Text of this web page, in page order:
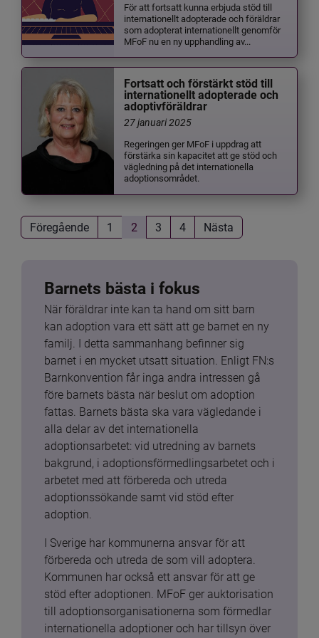
För att fortsatt kunna erbjuda stöd till
internationellt adopterade och föräldrar
som adopterat internationellt genomför
MFoF nu en ny upphandling av...
Fortsatt och förstärkt stöd till
internationellt adopterade och
adoptivföräldrar
27 januari 2025
Regeringen ger MFoF i uppdrag att
förstärka sin kapacitet att ge stöd och
vägledning på det internationella
adoptionsområdet.
Föregående 1 2 3 4 Nästa
Barnets bästa i fokus
När föräldrar inte kan ta hand om sitt barn
kan adoption vara ett sätt att ge barnet en ny
familj. I detta sammanhang befinner sig
barnet i en mycket utsatt situation. Enligt FN:s
Barnkonvention får inga andra intressen gå
före barnets bästa när beslut om adoption
fattas. Barnets bästa ska vara vägledande i
alla delar av det internationella
adoptionsarbetet: vid utredning av barnets
bakgrund, i adoptionsförmedlingsarbetet och i
arbetet med att förbereda och utreda
adoptionssökande samt vid stöd efter
adoption.
I Sverige har kommunerna ansvar för att
förbereda och utreda de som vill adoptera.
Kommunen har också ett ansvar för att ge
stöd efter adoptionen. MFoF ger auktorisation
till adoptionsorganisationerna som förmedlar
internationella adoptioner och har tillsyn över